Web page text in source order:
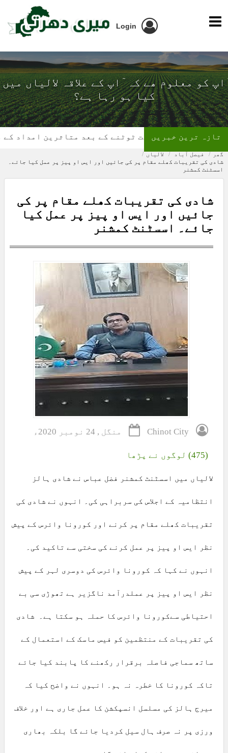
Login
ٓاپ کو معلوم ھے کہ ٓاپ کے علاقہ لالیاں میں
کیا ہو رہا ہے؟
گھر کی چھت ٹوٹنے کے بعد متاثرین امداد کے منتظر
تازہ ترین خبریں
گھر فیصل آباد
لالیاں
شادی کی تقریبات کھلے مقام پر کی جائیں اور ایس او پیز پر عمل کیا جائے۔
اسسٹنٹ کمشنر
شادی کی تقریبات کھلے مقام پر کی
جائیں اور ایس او پیز پر عمل کیا
جائے۔ اسسٹنٹ کمشنر
Chinot City منگل , 24 نومبر 2020ء
(475) لوگوں نے پڑھا
لالیاں میں اسسٹنٹ کمشنر فضل عباس نے شادی ہالز
انتظامیہ کے اجلاس کی سربراہی کی۔ انہوں نے شادی کی
تقریبات کھلے مقام پر کرنے اور کورونا وائرس کے پیش
نظر ایس او پیز پر عمل کرنے کی سختی سے تاکید کی۔
انہوں نے کہا کہ کورونا وائرس کی دوسری لہر کے پیش
نظر ایس او پیز پر عملدرآمد ناگزیر ہے تھوڑی سی بے
احتیاطی سےکورونا وائرس کا حملہ ہو سکتا ہے۔ شادی
کی تقریبات کے منتظمین کو فیس ماسک کے استعمال کے
ساتھ سماجی فاصلہ برقرار رکھنے کا پابند کیا جائے
تاکہ کورونا کا خطرہ نہ ہو۔ انہوں نے واضح کیا کہ
میرج ہالز کی مسلسل انسپکشن کا عمل جاری ہے اور خلاف
ورزی پر نہ صرف ہال سیل کردیا جائے گا بلکہ بھاری